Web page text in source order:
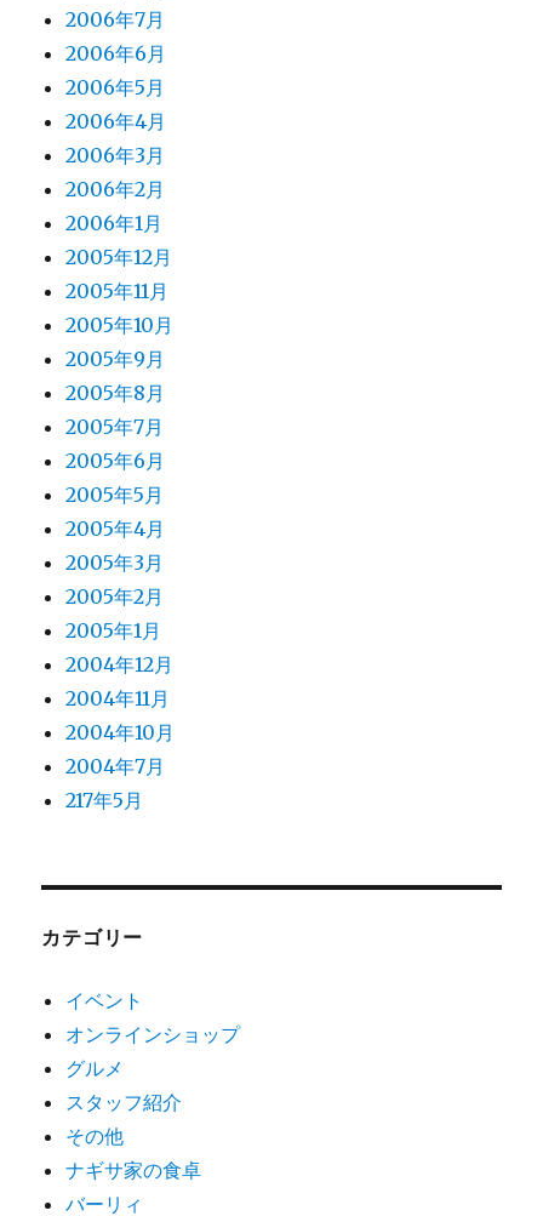
2006年7月
2006年6月
2006年5月
2006年4月
2006年3月
2006年2月
2006年1月
2005年12月
2005年11月
2005年10月
2005年9月
2005年8月
2005年7月
2005年6月
2005年5月
2005年4月
2005年3月
2005年2月
2005年1月
2004年12月
2004年11月
2004年10月
2004年7月
217年5月
カテゴリー
イベント
オンラインショップ
グルメ
スタッフ紹介
その他
ナギサ家の食卓
バーリィ